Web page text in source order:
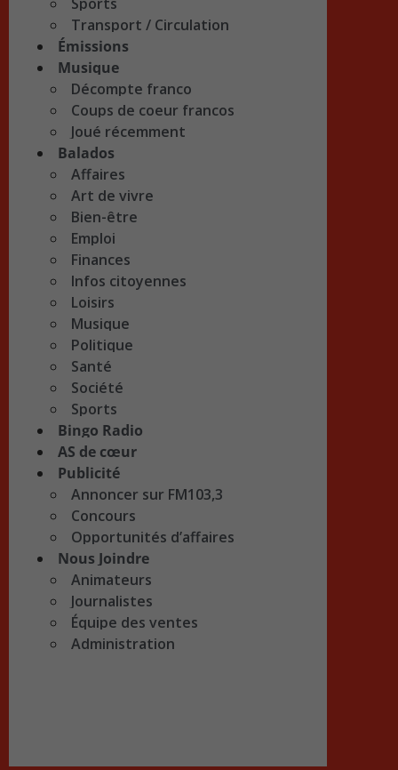
Transport / Circulation
Émissions
Musique
Décompte franco
Coups de coeur francos
Joué récemment
Balados
Affaires
Art de vivre
Bien-être
Emploi
Finances
Infos citoyennes
Loisirs
Musique
Politique
Santé
Société
Sports
Bingo Radio
AS de cœur
Publicité
Annoncer sur FM103,3
Concours
Opportunités d’affaires
Nous Joindre
Animateurs
Journalistes
Équipe des ventes
Administration